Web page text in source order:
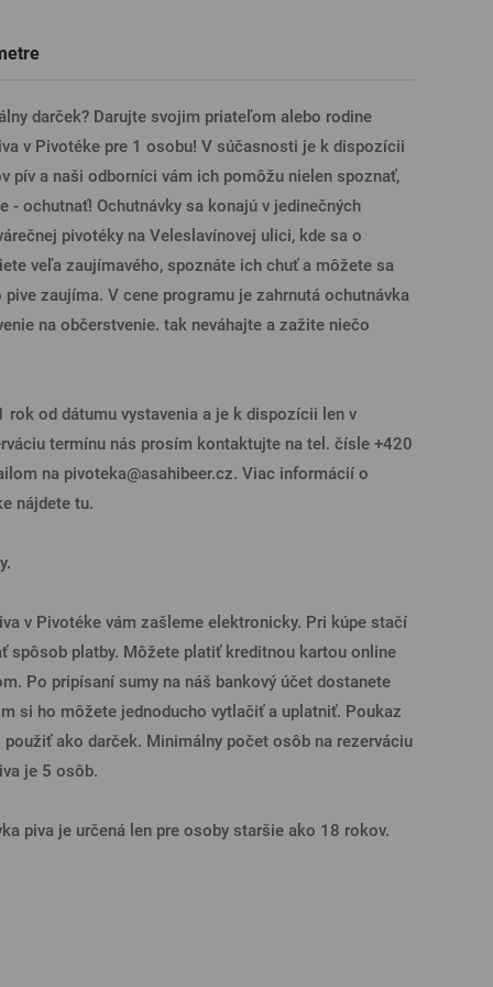
CEZ FACEBOOK
CEZ GOOGLE
CEZ APPLE
CEZ SEZNAM
darček? Darujte svojim priateľom alebo rodine
v Pivotéke pre 1 osobu! V súčasnosti je k dispozícii
pív a naši odborníci vám ich pomôžu nielen spoznať,
- ochutnať! Ochutnávky sa konajú v jedinečných
pivotéky na Veleslavínovej ulici, kde sa o
veľa zaujímavého, spoznáte ich chuť a môžete sa
zaujíma. V cene programu je zahrnutá ochutnávka
na občerstvenie. tak neváhajte a zažite niečo
rok od dátumu vystavenia a je k dispozícii len v
termínu nás prosím kontaktujte na tel. čísle +420
na pivoteka@asahibeer.cz. Viac informácií o
nájdete tu.
v Pivotéke vám zašleme elektronicky. Pri kúpe stačí
spôsob platby. Môžete platiť kreditnou kartou online
Po pripísaní sumy na náš bankový účet dostanete
si ho môžete jednoducho vytlačiť a uplatniť. Poukaz
ako darček. Minimálny počet osôb na rezerváciu
je 5 osôb.
piva je určená len pre osoby staršie ako 18 rokov.